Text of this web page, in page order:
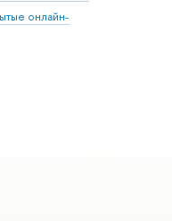
онлайн-